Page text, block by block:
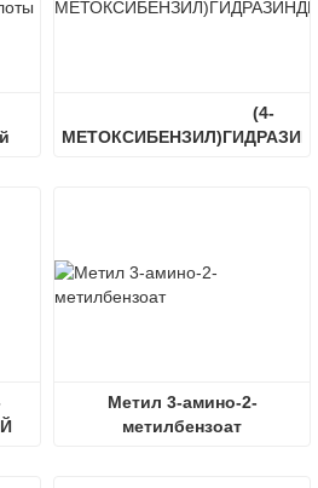
(4-
Метил 3-амино-2-
метилбензоат